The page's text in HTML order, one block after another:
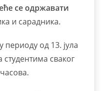
се одржавати
и сарадника.
периоду од 13. јула
студентима сваког
часова.